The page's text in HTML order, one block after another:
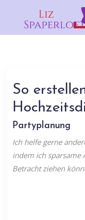
So
Partyplanung
Ich helfe gerne
indem ich sparsame
Betracht ziehen